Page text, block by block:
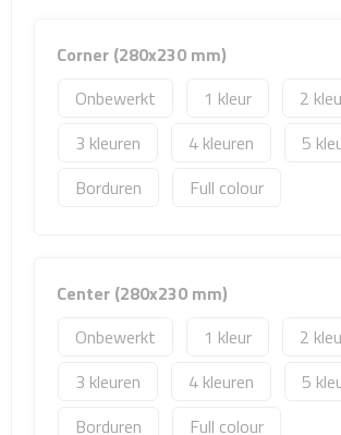
Sport- & Recreatietassen
Koeltassen & koelboxen
Strandtassen
Picknick rugtassen
Corner (280x230 mm)
Onbewerkt
1
2
3
4
5
Borduren
Full colour
Center (280x230 mm)
Onbewerkt
1
2
3
4
5
Borduren
Full colour